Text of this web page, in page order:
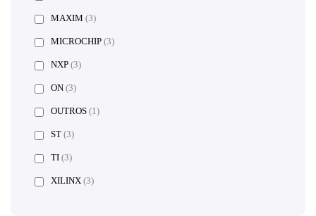
MAXIM (3)
MICROCHIP (3)
NXP (3)
ON (3)
OUTROS (1)
ST (3)
TI (3)
XILINX (3)